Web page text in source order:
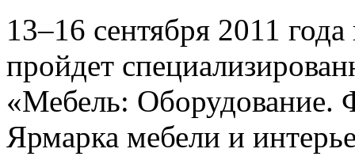
13–16 сентября 2011
пройдет
«Мебель: Оборудование.
Ярмарка мебели и